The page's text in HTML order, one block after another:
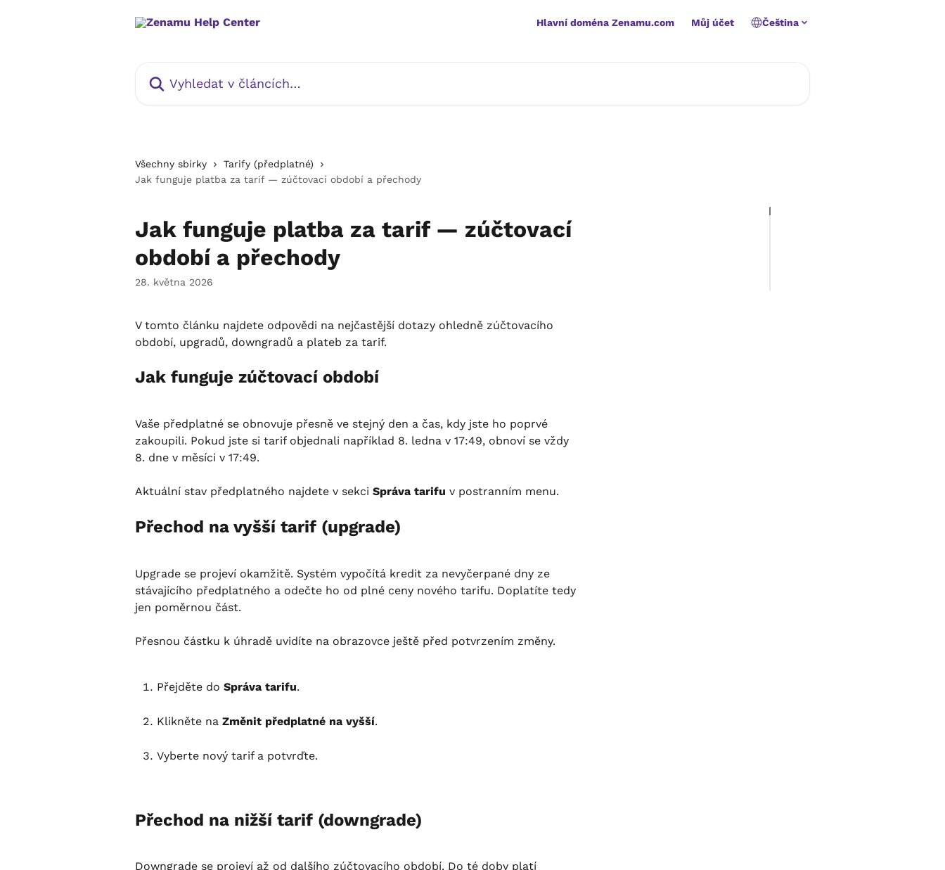
Hlavní doména Zenamu.com Můj účet Čeština
Všechny sbírky
Tarify (předplatné)
Jak funguje platba za tarif — zúčtovací období a přechody
Jak funguje platba za tarif — zúčtovací
období a přechody
28. května 2026
V tomto článku najdete odpovědi na nejčastější dotazy ohledně zúčtovacího
období, upgradů, downgradů a plateb za tarif.
Jak funguje zúčtovací období
Vaše předplatné se obnovuje přesně ve stejný den a čas, kdy jste ho poprvé
zakoupili. Pokud jste si tarif objednali například 8. ledna v 17:49, obnoví se vždy
8. dne v měsíci v 17:49.
Aktuální stav předplatného najdete v sekci Správa tarifu v postranním menu.
Přechod na vyšší tarif (upgrade)
Upgrade se projeví okamžitě. Systém vypočítá kredit za nevyčerpané dny ze
stávajícího předplatného a odečte ho od plné ceny nového tarifu. Doplatíte tedy
jen poměrnou část.
Přesnou částku k úhradě uvidíte na obrazovce ještě před potvrzením změny.
Přejděte do Správa tarifu.
Klikněte na Změnit předplatné na vyšší.
Vyberte nový tarif a potvrďte.
Přechod na nižší tarif (downgrade)
Downgrade se projeví až od dalšího zúčtovacího období. Do té doby platí